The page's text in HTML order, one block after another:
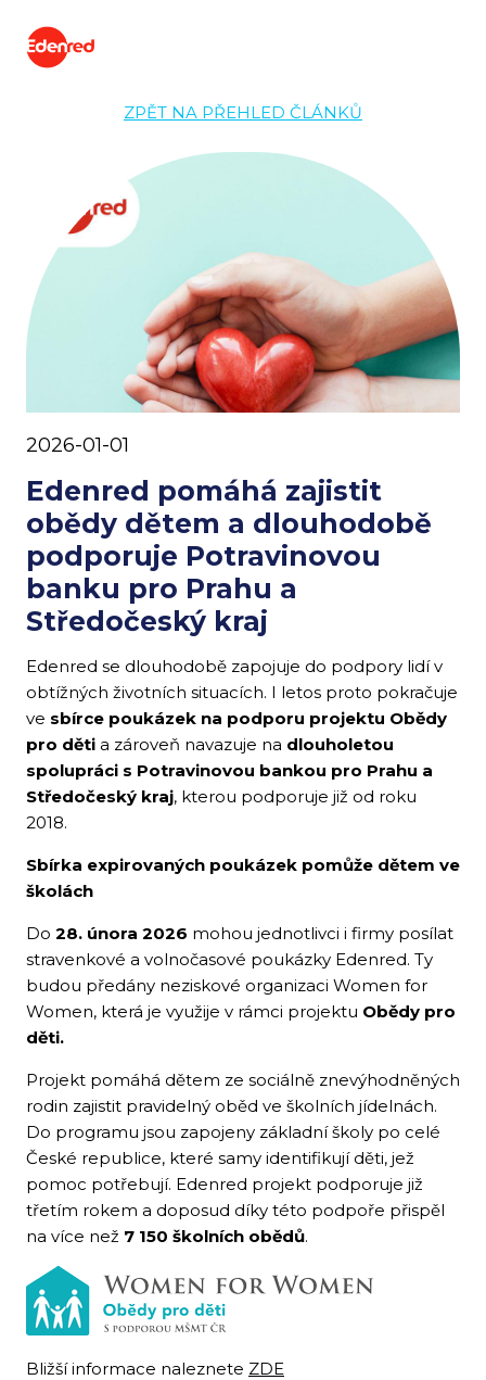
ZPĚT NA PŘEHLED ČLÁNKŮ
2026-01-01
Edenred pomáhá zajistit
obědy dětem a dlouhodobě
podporuje Potravinovou
banku pro Prahu a
Středočeský kraj
Edenred se dlouhodobě zapojuje do podpory lidí v
obtížných životních situacích. I letos proto pokračuje
ve sbírce poukázek na podporu projektu Obědy
pro děti a zároveň navazuje na dlouholetou
spolupráci s Potravinovou bankou pro Prahu a
Středočeský kraj, kterou podporuje již od roku
2018.
Sbírka expirovaných poukázek pomůže dětem ve
školách
Do 28. února 2026 mohou jednotlivci i firmy posílat
stravenkové a volnočasové poukázky Edenred. Ty
budou předány neziskové organizaci Women for
Women, která je využije v rámci projektu Obědy pro
děti.
Projekt pomáhá dětem ze sociálně znevýhodněných
rodin zajistit pravidelný oběd ve školních jídelnách.
Do programu jsou zapojeny základní školy po celé
České republice, které samy identifikují děti, jež
pomoc potřebují. Edenred projekt podporuje již
třetím rokem a doposud díky této podpoře přispěl
na více než 7 150 školních obědů.
Bližší informace naleznete ZDE